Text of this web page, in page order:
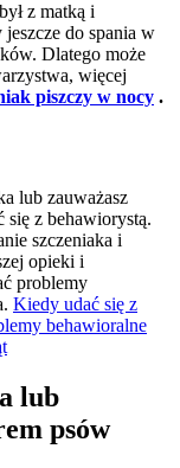
z matką i
do spania w
Dlatego może
więcej
piszczy w nocy .
lub zauważasz
się z behawiorystą.
szczeniaka i
opieki i
problemy
Kiedy udać się z
behawioralne
lub
psów